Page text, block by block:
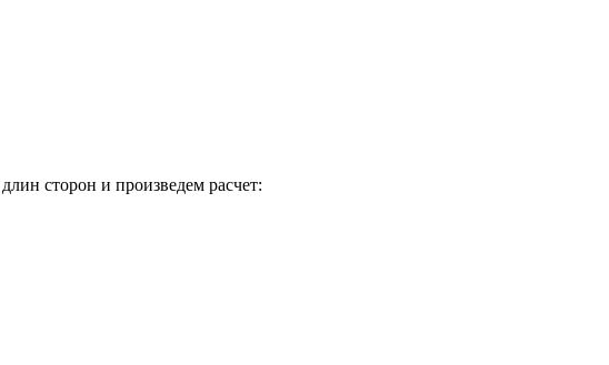
сторон и произведем расчет: